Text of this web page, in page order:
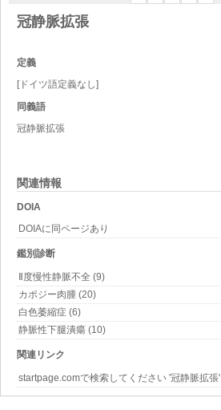
関連情報
DOIA
DOIAに同ページあり
鑑別診断
Ⅱ度慢性静脈不全 (9)
カポジー肉腫 (20)
白色萎縮症 (6)
静脈性下腿潰瘍 (10)
関連リンク
startpage.comで検索してください '冠静脈拡張'
冠静脈拡張
定義
[ドイツ語定義なし]
同義語
冠静脈拡張